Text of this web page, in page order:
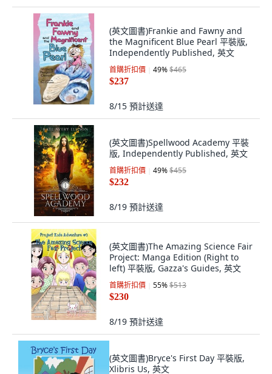
(英文圖書)Frankie and Fawny and
the Magnificent Blue Pearl 平裝版,
Independently Published, 英文
首購折扣價 49%$465
$237
8/15 預計送達
(英文圖書)Spellwood Academy 平裝
版, Independently Published, 英文
首購折扣價 49%$455
$232
8/19 預計送達
(英文圖書)The Amazing Science Fair
Project: Manga Edition (Right to
left) 平裝版, Gazza's Guides, 英文
首購折扣價 55%$513
$230
8/19 預計送達
(英文圖書)Bryce's First Day 平裝版,
Xlibris Us, 英文